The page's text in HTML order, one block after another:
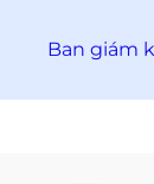
Ban giám